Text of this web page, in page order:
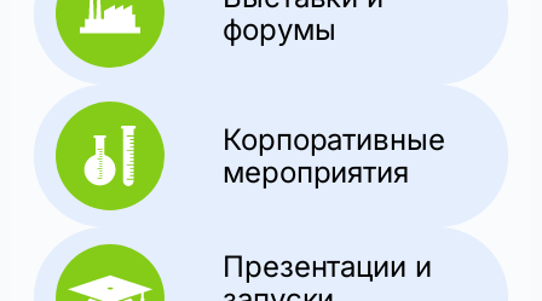
форумы
Корпоративные
мероприятия
Презентации и